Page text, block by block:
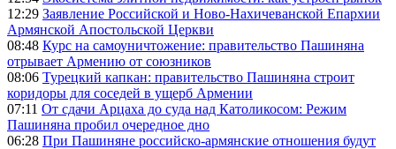
12:29 Заявление Российской и Ново-Нахичеванской Епархии
Армянской Апостольской Церкви
08:48 Курс на самоуничтожение: правительство Пашиняна
отрывает Армению от союзников
08:06 Турецкий капкан: правительство Пашиняна строит
коридоры для соседей в ущерб Армении
07:11 От сдачи Арцаха до суда над Католикосом: Режим
Пашиняна пробил очередное дно
06:28 При Пашиняне российско-армянские отношения будут